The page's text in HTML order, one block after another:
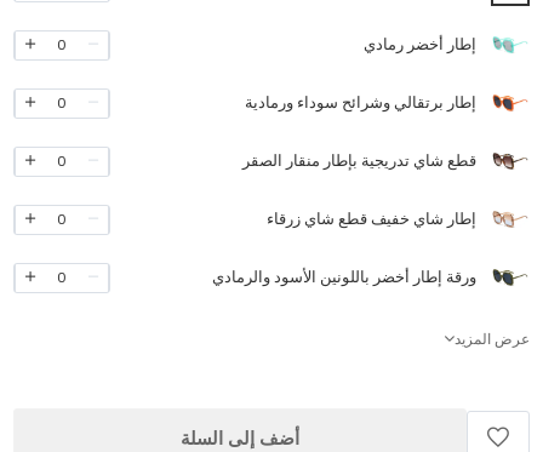
إطار أخضر رمادي 0
إطار برتقالي وشرائح سوداء ورمادية 0
قطع شاي تدريجية بإطار منقار الصقر 0
إطار شاي خفيف قطع شاي زرقاء 0
ورقة إطار أخضر باللونين الأسود والرمادي 0
عرض المزيد
أضف إلى السلة